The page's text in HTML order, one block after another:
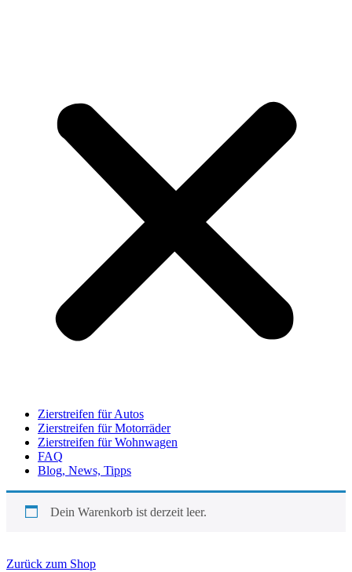
Zierstreifen für Autos
Zierstreifen für Motorräder
Zierstreifen für Wohnwagen
FAQ
Blog, News, Tipps
Dein Warenkorb ist derzeit leer.
Zurück zum Shop